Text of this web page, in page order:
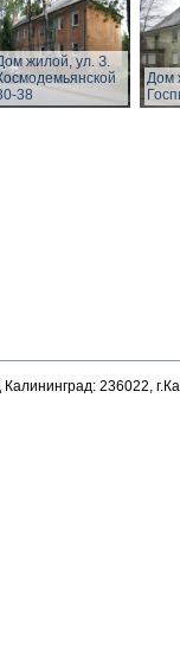
жилой, ул. З.
38
Дом
236022,